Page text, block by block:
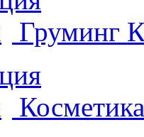
Груминг